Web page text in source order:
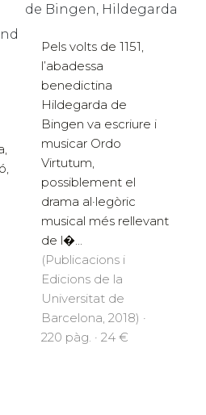
de Bingen, Hildegarda
Pels volts de 1151,
l’abadessa
benedictina
Hildegarda de
Bingen va escriure i
musicar Ordo
Virtutum,
possiblement el
drama al·legòric
musical més rellevant
de l�...
(Publicacions i
Edicions de la
Universitat de
Barcelona, 2018) ·
220 pàg. · 24 €